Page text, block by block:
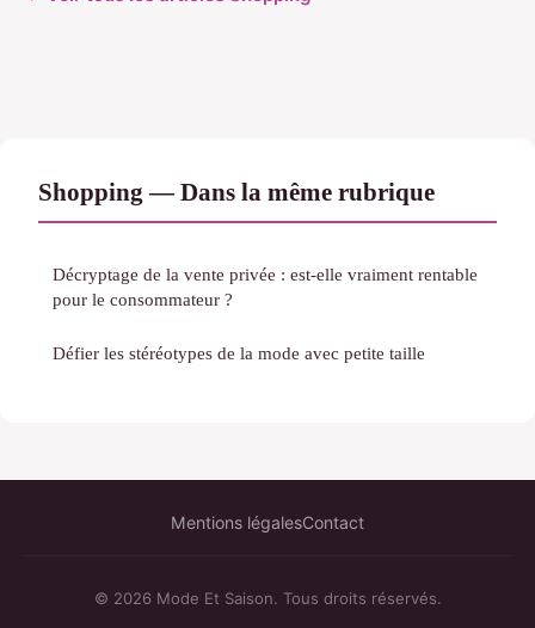
Shopping — Dans la même rubrique
Décryptage de la vente privée : est-elle vraiment rentable
pour le consommateur ?
Défier les stéréotypes de la mode avec petite taille
Mentions légalesContact
© 2026 Mode Et Saison. Tous droits réservés.